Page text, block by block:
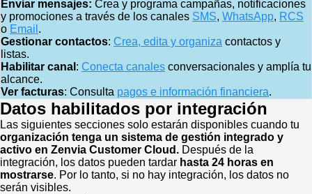
Enviar mensajes: Crea y programa campañas, notificaciones
y promociones a través de los canales SMS, WhatsApp, RCS
o Email .
Gestionar contactos: Crea, edita y organiza contactos y
listas.
Habilitar canal : Conecta canales conversacionales y amplía tu
alcance.
Ver facturas: Consulta pagos e información financiera.
Datos habilitados por integración
Las siguientes secciones solo estarán disponibles cuando tu
organización tenga un sistema de gestión integrado y
activo en Zenvia Customer Cloud. Después de la
integración, los datos pueden tardar hasta 24 horas en
mostrarse. Por lo tanto, si no hay integración, los datos no
serán visibles.